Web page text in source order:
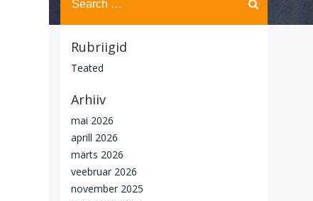
for:
Rubriigid
Teated
Arhiiv
mai 2026
aprill 2026
märts 2026
veebruar 2026
november 2025